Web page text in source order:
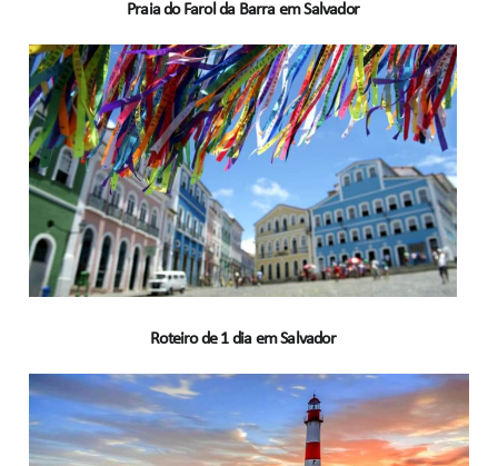
Praia do Farol da Barra em Salvador
Roteiro de 1 dia em Salvador